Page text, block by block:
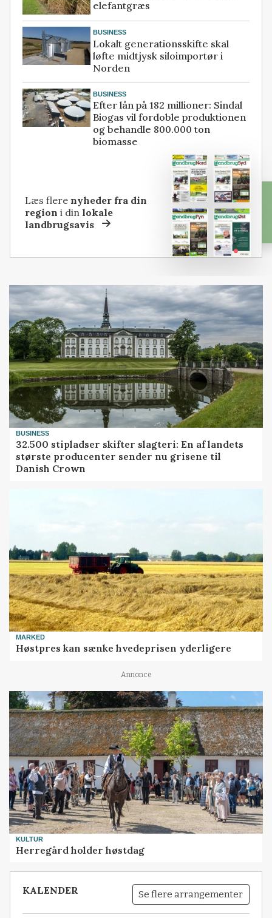
elefantgræs
BUSINESS
Lokalt generationsskifte skal
løfte midtjysk siloimportør i
Norden
BUSINESS
Efter lån på 182 millioner: Sindal
Biogas vil fordoble produktionen
og behandle 800.000 ton
biomasse
Læs flere nyheder fra din
region i dinlokale
landbrugsavis
BUSINESS
32.500 stipladser skifter slagteri: En af landets
største producenter sender nu grisene til
Danish Crown
MARKED
Høstpres kan sænke hvedeprisen yderligere
Annonce
KULTUR
Herregård holder høstdag
KALENDER Se flere arrangementer